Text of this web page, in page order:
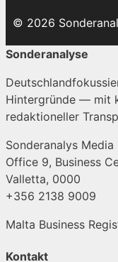
© 2026
Sonderanalyse
Hintergründe — mit
redaktioneller
Sonderanalys Media
Office 9, Business
Valletta, 0000
+356 2138 9009
Malta Business
Kontakt